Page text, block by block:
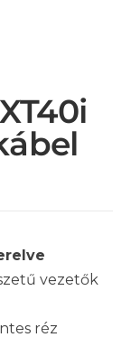
vezetők
réz